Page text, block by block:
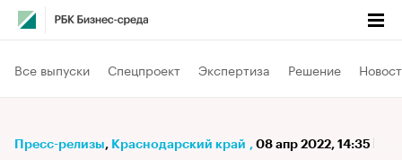
Все выпуски Спецпроект Экспертиза Решение
Пресс-релизы⁠, Краснодарский край , 08 апр 2022, 14:35